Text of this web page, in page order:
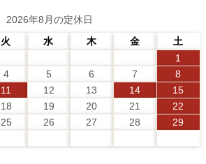
2026年8月の定休日
火 水 木 金
土
1
4 5 6 7
8
11 12 13 14
15
18 19 20 21
22
25 26 27 28
29